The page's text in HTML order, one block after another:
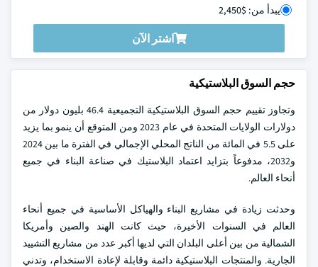
يبدأ من: $2,450
اشتر الآن
حجم السوق البلاستيكية
وتجاوز تقييم حجم السوق البلاستيكية التجميعية 46.4 بليون دولار من
دولارات الولايات المتحدة في عام 2023 ومن المتوقع أن ينمو بما يزيد
على 5.5 في المائة من الناتج المحلي الإجمالي في الفترة ما بين 2024
و2032، مدفوعاً بتزايد اعتماد البلاستيك في صناعة البناء في جميع
أنحاء العالم.
وحدثت زيادة في مشاريع البناء والهياكل الأساسية في جميع أنحاء
العالم في السنوات الأخيرة، حيث كانت الهند والصين وأمريكا
الشمالية من بين أعلى البلدان التي لديها أكبر عدد من مشاريع التشييد
الجارية. والمنتجات البلاستيكية دائمة وقابلة لإعادة الاستخدام، وتدني